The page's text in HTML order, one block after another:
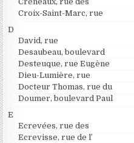
Croix-Saint-Marc, rue
D
David, rue
Desaubeau, boulevard
Desteuque, rue Eugène
Dieu-Lumière, rue
Docteur Thomas, rue du
Doumer, boulevard Paul
E
Ecrevées, rue des
Ecrevisse, rue de l’